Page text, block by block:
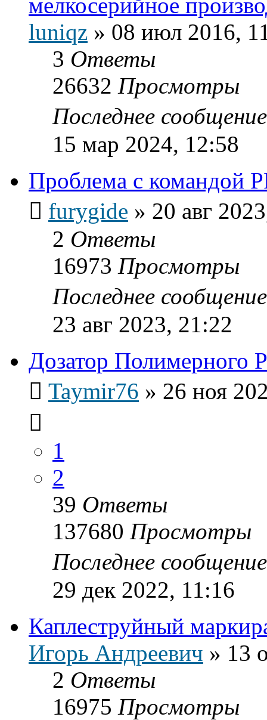
luniqz » 08 июл 2016,
3 Ответы
26632 Просмотры
Последнее
15 мар 2024, 12:58
Проблема с командой
furygide » 20 авг
2 Ответы
16973 Просмотры
Последнее
23 авг 2023, 21:22
Дозатор Полимерного
Taymir76 » 26 ноя
1
2
39 Ответы
137680 Просмотры
Последнее
29 дек 2022, 11:16
Каплеструйный
Игорь Андреевич » 13
2 Ответы
16975 Просмотры